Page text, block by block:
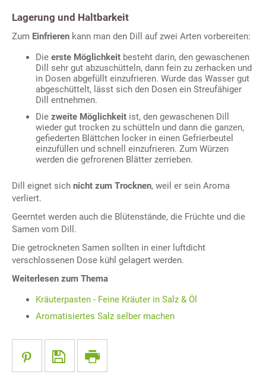
Lagerung und Haltbarkeit
Zum Einfrieren kann man den Dill auf zwei Arten vorbereiten:
Die erste Möglichkeit besteht darin, den gewaschenen
Dill sehr gut abzuschütteln, dann fein zu zerhacken und
in Dosen abgefüllt einzufrieren. Wurde das Wasser gut
abgeschüttelt, lässt sich den Dosen ein Streufähiger
Dill entnehmen.
Die zweite Möglichkeit ist, den gewaschenen Dill
wieder gut trocken zu schütteln und dann die ganzen,
gefiederten Blättchen locker in einen Gefrierbeutel
einzufüllen und schnell einzufrieren. Zum Würzen
werden die gefrorenen Blätter zerrieben.
Dill eignet sich nicht zum Trocknen, weil er sein Aroma
verliert.
Geerntet werden auch die Blütenstände, die Früchte und die
Samen vom Dill.
Die getrockneten Samen sollten in einer luftdicht
verschlossenen Dose kühl gelagert werden.
Weiterlesen zum Thema
Kräuterpasten - Feine Kräuter in Salz & Öl
Aromatisiertes Salz selber machen